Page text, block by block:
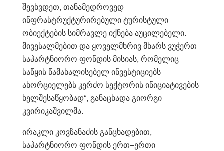
შევხვდეთ, თანამედროვედ
ინფრასტრუქტურირებული ტურისტული
ობიექტების სიმრავლე იქნება აუცილებელი.
მივესალმებით და ყოველმხრივ მხარს ვუჭერთ
საპარტნიორო ფონდის მისიას, რომელიც
საწყის წამახალისებელ ინვესტიციებს
ახორციელებს კერძო სექტორის ინიციატივების
ხელშესაწყობად“, განაცხადა გიორგი
კვირიკაშვილმა.
ირაკლი კოვზანაძის განცხადებით,
საპარტნიორო ფონდის ერთ–ერთი